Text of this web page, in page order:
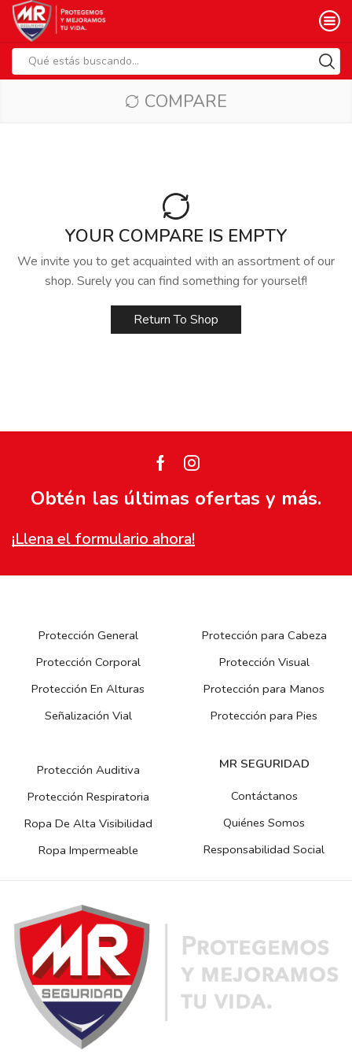
input
COMPARE
YOUR COMPARE IS EMPTY
We invite you to get acquainted with an assortment of our
shop. Surely you can find something for yourself!
Return To Shop
FacebookInstagram
Obtén las últimas ofertas y más.
¡Llena el formulario ahora!
Protección General
Protección Corporal
Protección En Alturas
Señalización Vial
Protección para Cabeza
Protección Visual
Protección para Manos
Protección para Pies
Protección Auditiva
Protección Respiratoria
Ropa De Alta Visibilidad
Ropa Impermeable
MR SEGURIDAD
Contáctanos
Quiénes Somos
Responsabilidad Social